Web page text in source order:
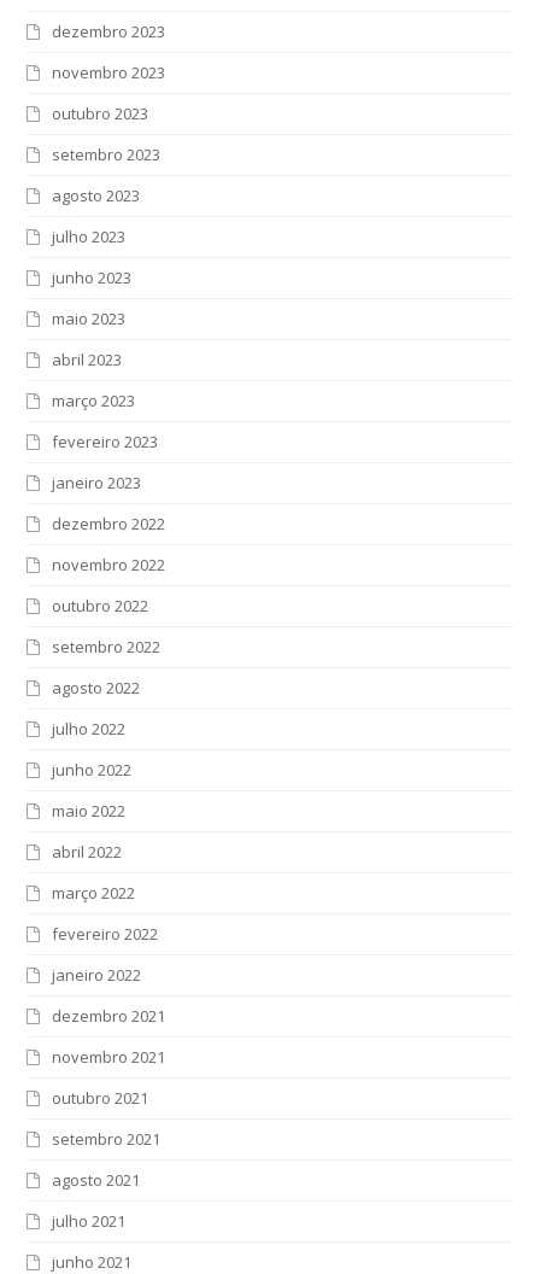
dezembro 2023
novembro 2023
outubro 2023
setembro 2023
agosto 2023
julho 2023
junho 2023
maio 2023
abril 2023
março 2023
fevereiro 2023
janeiro 2023
dezembro 2022
novembro 2022
outubro 2022
setembro 2022
agosto 2022
julho 2022
junho 2022
maio 2022
abril 2022
março 2022
fevereiro 2022
janeiro 2022
dezembro 2021
novembro 2021
outubro 2021
setembro 2021
agosto 2021
julho 2021
junho 2021